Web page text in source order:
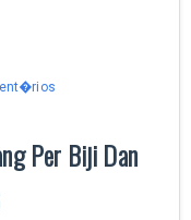
Per Biji Dan